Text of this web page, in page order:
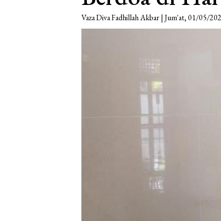
Vaza Diva Fadhillah Akbar | Jum'at, 01/05/